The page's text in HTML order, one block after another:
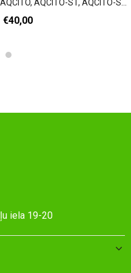
€40,00
iela 19-20